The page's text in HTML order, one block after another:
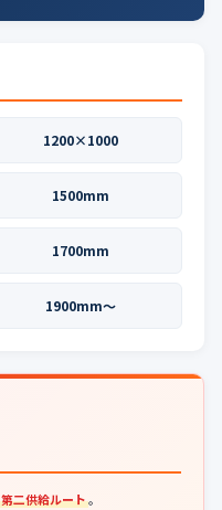
1200×1000
1500mm
1700mm
1900mm〜
第二供給ルート。